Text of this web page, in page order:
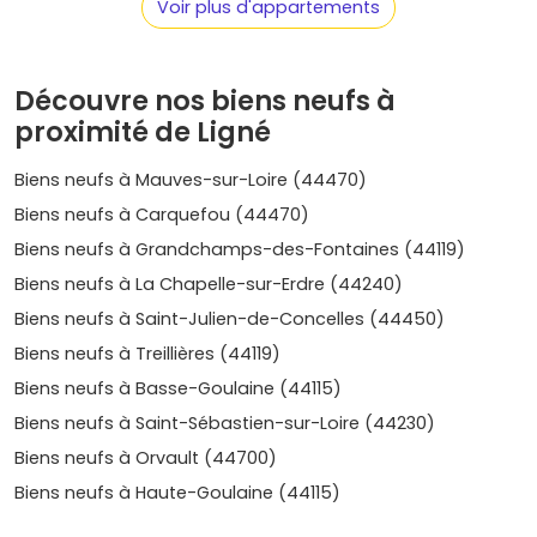
Et côté budget, Ligné reste plus douce que l'hyper-centre
Quartiers et secteurs où acheter à Ligné
À Ligné, on parle surtout de secteurs résidentiels
que de quartiers formels. Voici ceux à cibler selon ton
projet.
Centre-bourg et proximité immédiate: pratique
pour tout faire à pied (écoles, mairie, commerces,
marché). Idéal pour unerésidence principale
en T2/T3 facile à louer.
Secteurs pavillonnaires récents
du bourg) : maisons individuelles ou petits collectifs,
ambiance familiale, rues calmes et espaces verts.
: si tu bouges
souvent pour le travail, c'est un bon compromis pour
réduire les temps de trajet tout en restant dans un
Voir plus d'appartements
Découvre nos biens neufs à
proximité de Ligné
Biens neufs à Mauves-sur-Loire (44470)
Biens neufs à Carquefou (44470)
Biens neufs à Grandchamps-des-Fontaines (44119)
Biens neufs à La Chapelle-sur-Erdre (44240)
Biens neufs à Saint-Julien-de-Concelles (44450)
Biens neufs à Treillières (44119)
Biens neufs à Basse-Goulaine (44115)
Biens neufs à Saint-Sébastien-sur-Loire (44230)
Biens neufs à Orvault (44700)
Biens neufs à Haute-Goulaine (44115)